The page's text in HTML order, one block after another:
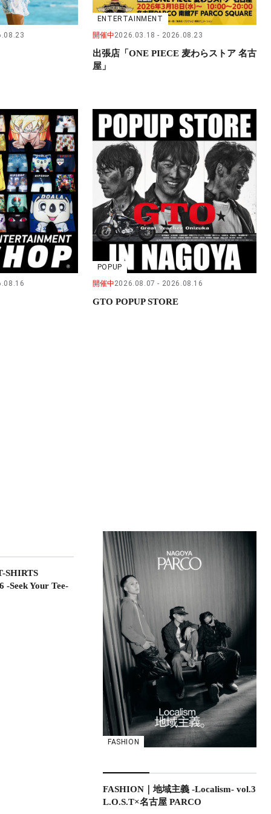
ENTERTAINMENT
開催中2026.03.18 2026.08.23
出張店「ONE PIECE 麦わらストア 名古
屋」
POPUP
開催中2026.08.07 2026.08.16
GTO POPUP STORE
SHIRTS
Seek Your Tee-
FASHION
FASHION｜地域主義 -Localism- vol.3
L.O.S.T×名古屋 PARCO